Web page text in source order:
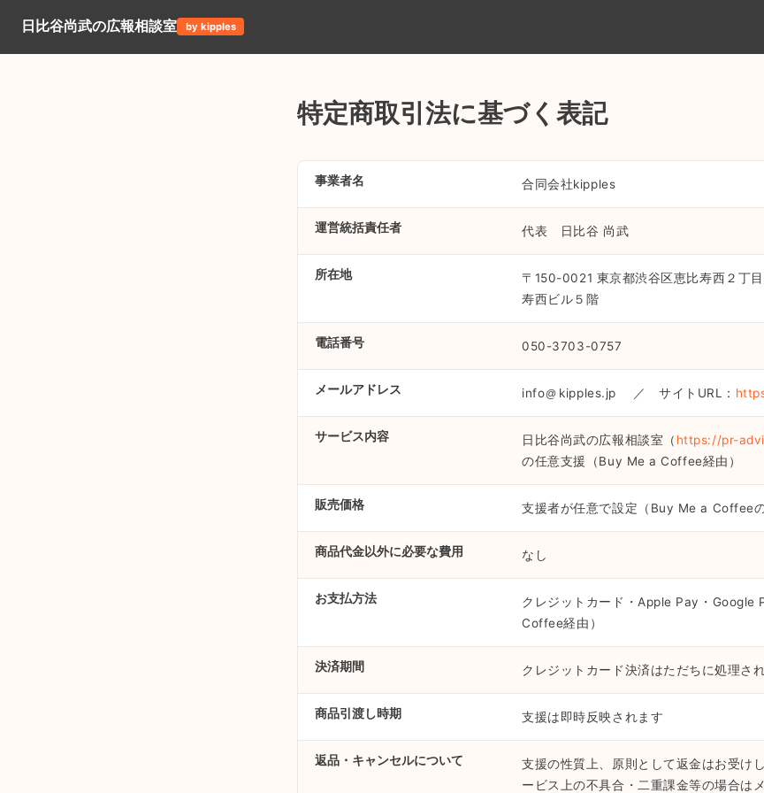
日比谷尚武の広報相談室 by kipples
特定商取引法に基づく表記
事業者名 合同会社kipples
運営統括責任者 代表 日比谷 尚武
所在地
〒150-0021 東京都渋谷区恵比寿西２丁
寿西ビル５階
電話番号 050-3703-0757
メールアドレス info kipples.jp ／ サイトURL：
サービス内容 日比谷尚武の広報相談室（ https://pr-
の任意支援（Buy Me a Coffee経由）
販売価格 支援者が任意で設定（Buy Me a Coffeeの
商品代金以外に必要な費用 なし
お支払方法
クレジットカード・Apple Pay・Google
Coffee経由）
決済期間 クレジットカード決済はただちに処理さ
商品引渡し時期 支援は即時反映されます
返品・キャンセルについて
支援の性質上、原則として返金はお受け
ービス上の不具合・二重課金等の場合は